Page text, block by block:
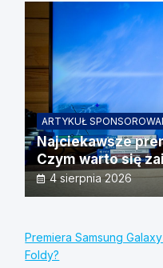
ARTYKUŁ
Najciekawsze
Czym warto się
4 sierpnia 2026
Premiera Samsung
Foldy?